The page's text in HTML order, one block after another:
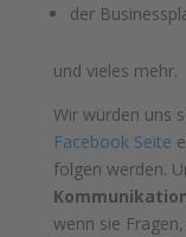
der
und vieles mehr.
Wir würden uns
Facebook Seite
folgen werden.
wenn sie